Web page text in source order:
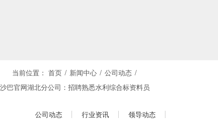
当前位置： 首页 / 新闻中心 / 公司动态 /
沙巴官网湖北分公司：招聘熟悉水利综合标资料员
公司动态 行业资讯 领导动态